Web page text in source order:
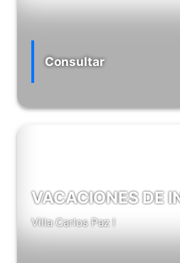
Consultar
VACACIONES DE
Villa Carlos Paz !